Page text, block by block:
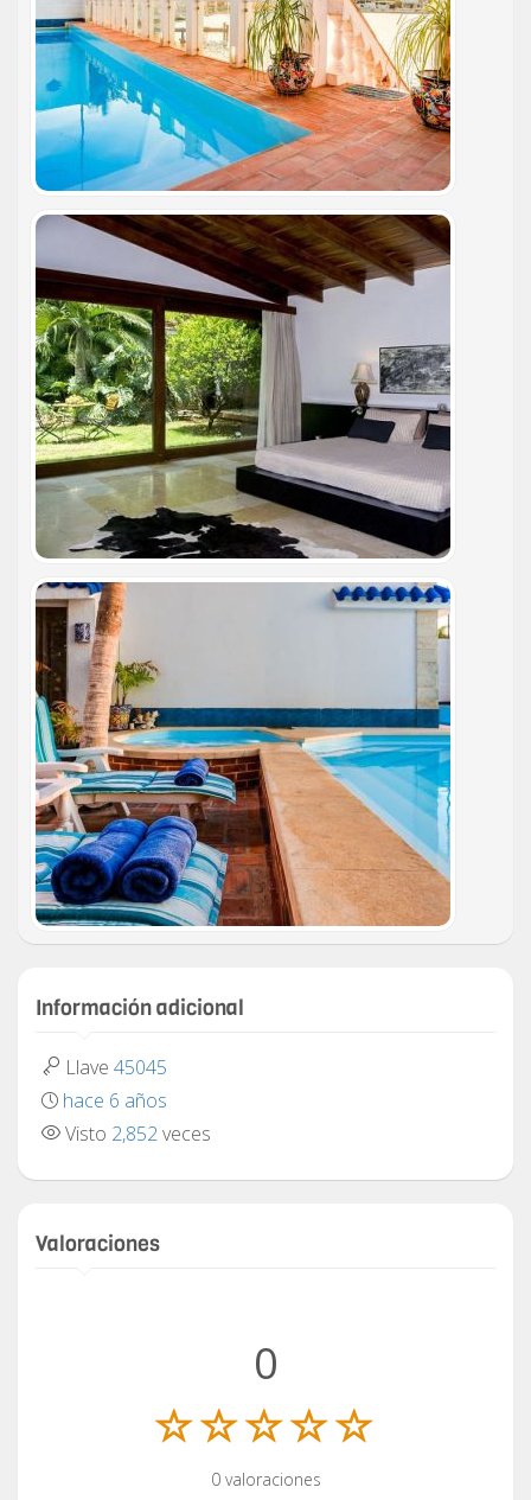
Información adicional
Llave 45045
hace 6 años
Visto 2,852veces
Valoraciones
0
0 valoraciones